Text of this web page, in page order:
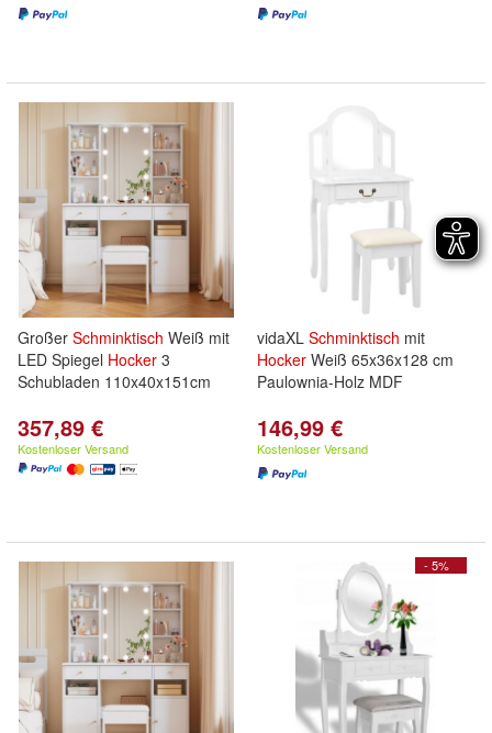
Großer Schminktisch Weiß mit
LED Spiegel Hocker 3
Schubladen 110x40x151cm
357,89 €
Kostenloser Versand
vidaXL Schminktisch mit
Hocker Weiß 65x36x128 cm
Paulownia-Holz MDF
146,99 €
Kostenloser Versand
- 5%